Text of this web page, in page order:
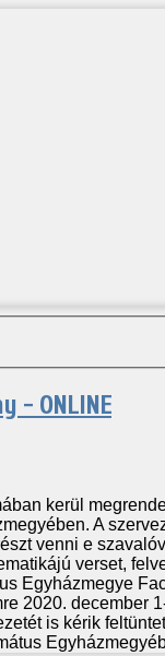
- ONLINE
kerül
A
venni e
verset,
Egyházmegye
2020. december
is kérik